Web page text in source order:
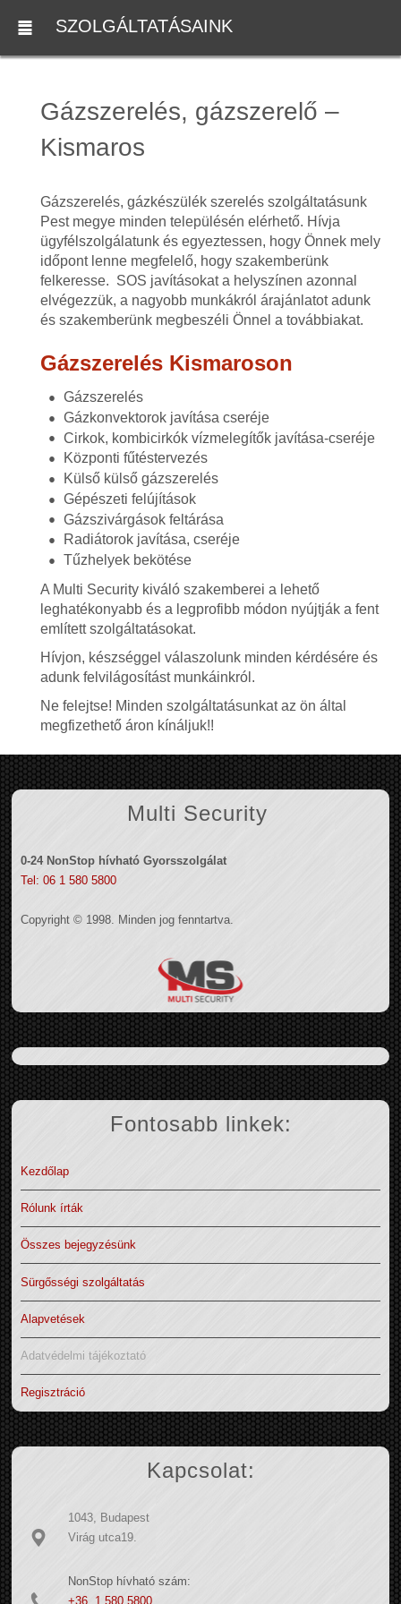
SZOLGÁLTATÁSAINK
Gázszerelés, gázszerelő –
Kismaros
Gázszerelés, gázkészülék szerelés szolgáltatásunk
Pest megye minden településén elérhető. Hívja
ügyfélszolgálatunk és egyeztessen, hogy Önnek mely
időpont lenne megfelelő, hogy szakemberünk
felkeresse. SOS javításokat a helyszínen azonnal
elvégezzük, a nagyobb munkákról árajánlatot adunk
és szakemberünk megbeszéli Önnel a továbbiakat.
Gázszerelés Kismaroson
Gázszerelés
Gázkonvektorok javítása cseréje
Cirkok, kombicirkók vízmelegítők javítása-cseréje
Központi fűtéstervezés
Külső külső gázszerelés
Gépészeti felújítások
Gázszivárgások feltárása
Radiátorok javítása, cseréje
Tűzhelyek bekötése
A Multi Security kiváló szakemberei a lehető
leghatékonyabb és a legprofibb módon nyújtják a fent
említett szolgáltatásokat.
Hívjon, készséggel válaszolunk minden kérdésére és
adunk felvilágosítást munkáinkról.
Ne felejtse! Minden szolgáltatásunkat az ön által
megfizethető áron kínáljuk!!
Multi Security
0-24 NonStop hívható Gyorsszolgálat
Tel: 06 1 580 5800
Copyright © 1998. Minden jog fenntartva.
Fontosabb linkek:
Kezdőlap
Rólunk írták
Összes bejegyzésünk
Sürgősségi szolgáltatás
Alapvetések
Adatvédelmi tájékoztató
Regisztráció
Kapcsolat:
1043, Budapest
Virág utca19.
NonStop hívható szám:
+36 1 580 5800